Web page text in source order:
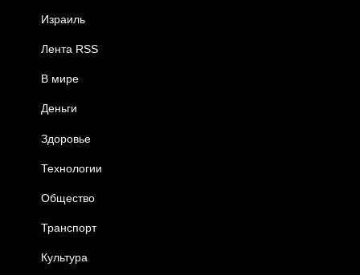
Израиль
Лента RSS
В мире
Деньги
Здоровье
Технологии
Общество
Транспорт
Культура